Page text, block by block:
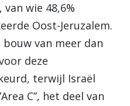
wie 48,6%
Oost-Jeruzalem.
van meer dan
deze
terwijl Israël
C”, het deel van